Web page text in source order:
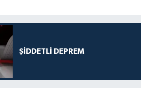
ŞİDDETLİ DEPREM